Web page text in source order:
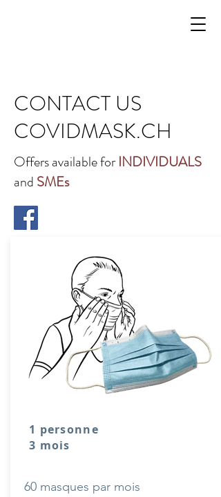
CONTACT US
COVIDMASK.CH
Offers available forINDIVIDUALS
and SMEs
1 personne
3 mois
60 masques par mois